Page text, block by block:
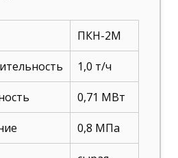
ПКН-2М
1,0 т/ч
0,71 МВт
0,8 МПа